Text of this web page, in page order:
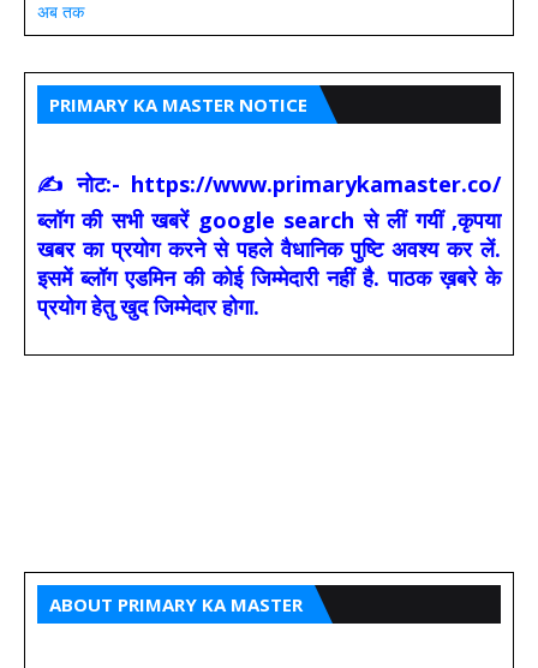
अब तक
PRIMARY KA MASTER NOTICE
✍ नोट:- https://www.primarykamaster.co/
ब्लॉग की सभी खबरें google search से लीं गयीं ,कृपया
खबर का प्रयोग करने से पहले वैधानिक पुष्टि अवश्य कर लें.
इसमें ब्लॉग एडमिन की कोई जिम्मेदारी नहीं है. पाठक ख़बरे के
प्रयोग हेतु खुद जिम्मेदार होगा.
ABOUT PRIMARY KA MASTER